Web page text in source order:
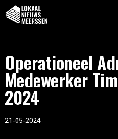
Operationeel
Medewerker
2024
21-05-2024